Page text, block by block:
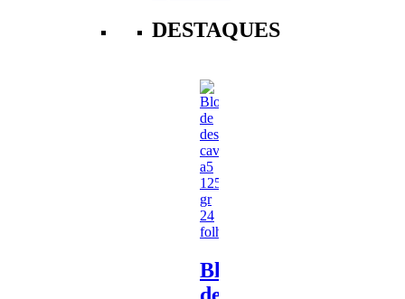
DESTAQUES
Bloco
de